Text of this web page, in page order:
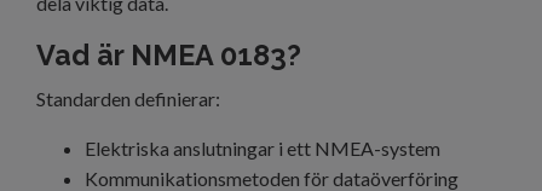
Vad är NMEA 0183?
Standarden definierar:
Elektriska anslutningar i ett NMEA-system
Kommunikationsmetoden för dataöverföring